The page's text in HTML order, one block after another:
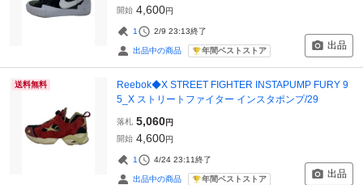
開始 4,600円
1 2/9 23:13終了
出品中の商品 年間ベストストア 出品
送料無料
Reebok◆X STREET FIGHTER INSTAPUMP FURY 9
5_X ストリートファイター インスタポンプ/29
落札 5,060円
開始 4,600円
1 4/24 23:11終了
出品中の商品 年間ベストストア 出品